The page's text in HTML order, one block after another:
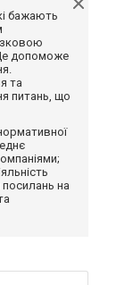
бажають
допоможе
та
питань, що
посилань на